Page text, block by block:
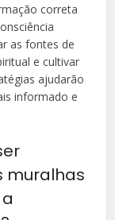
correta
as fontes de
e cultivar
ajudarão
informado e
muralhas